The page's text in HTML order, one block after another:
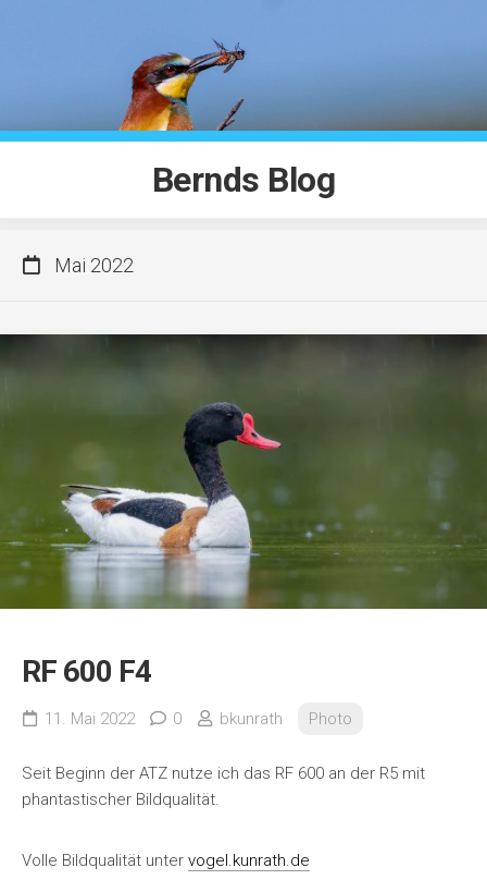
Bernds Blog
Mai 2022
RF 600 F4
11. Mai 2022 0 bkunrath Photo
Seit Beginn der ATZ nutze ich das RF 600 an der R5 mit
phantastischer Bildqualität.
Volle Bildqualität unter vogel.kunrath.de